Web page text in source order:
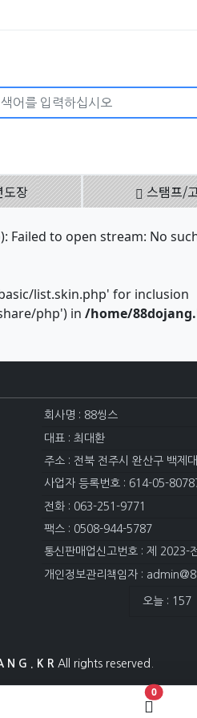
검색어 필수
도장 스탬프/
to open stream: No
list.skin.php' for inclusion
php') in /home/
회사명 : 88씽스
대표 : 최대환
주소 : 전북 전주시 완산구 백제
사업자 등록번호 : 614-05-
전화 : 063-251-9771
팩스 : 0508-944-5787
통신판매업신고번호 : 제 2023-
개인정보관리책임자 :
접속자집계
오늘 : 157
N G . K R All rights reserved.
0장바구니